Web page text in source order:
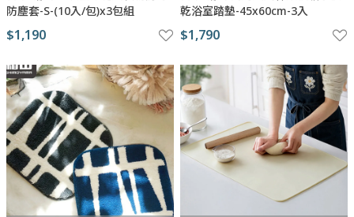
防塵套-S-(10入/包)x3包組
$1,190
乾浴室踏墊-45x60cm-3入
$1,790